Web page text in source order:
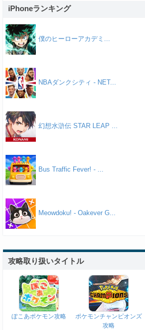
iPhoneランキング
僕のヒーローアカデミ...
NBAダンクシティ - NET...
幻想水滸伝 STAR LEAP ...
Bus Traffic Fever! - ...
Meowdoku! - Oakever G...
攻略取り扱いタイトル
ぽこあポケモン攻略
ポケモンチャンピオンズ
攻略